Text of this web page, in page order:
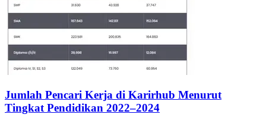
Jumlah Pencari Kerja di Karirhub Menurut
Tingkat Pendidikan 2022–2024